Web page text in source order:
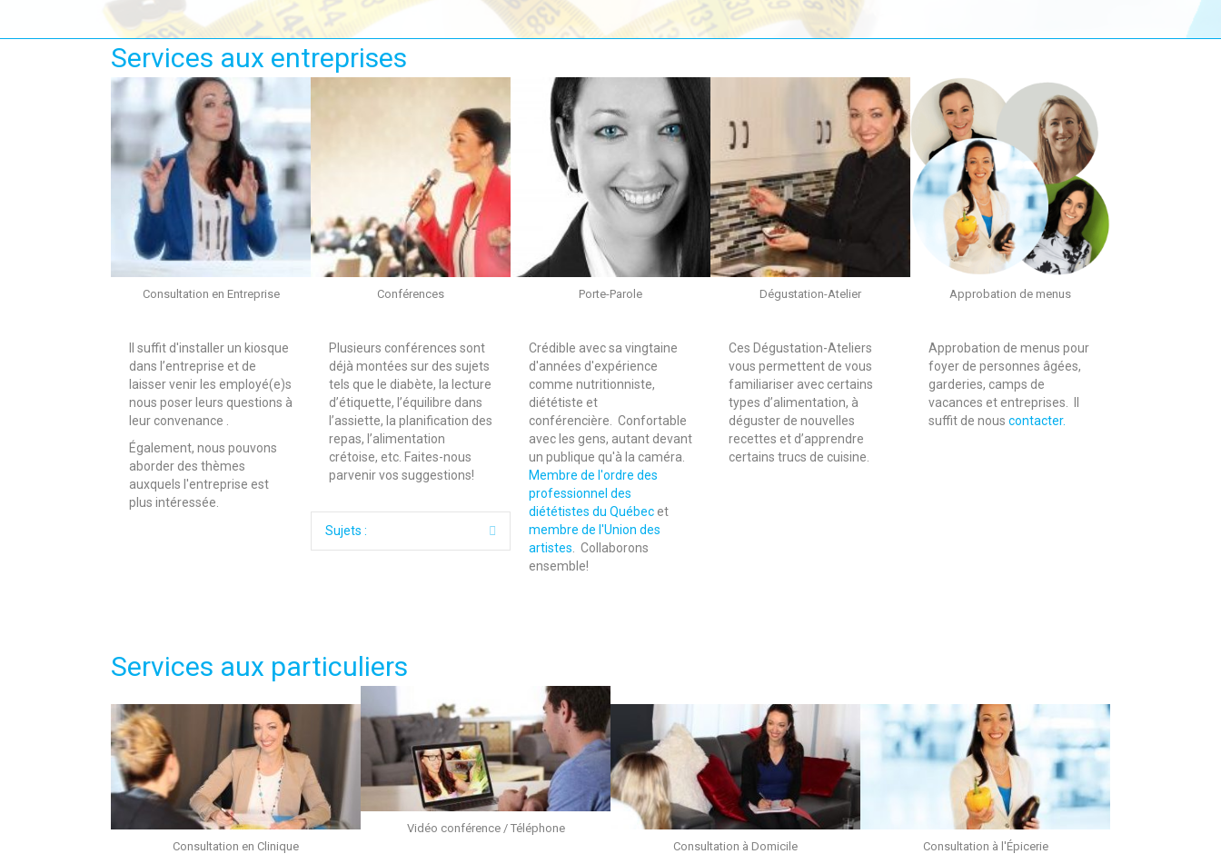
Services aux entreprises
Consultation en Entreprise
Il suffit d'installer un kiosque
dans l’entreprise et de
laisser venir les employé(e)s
nous poser leurs questions à
leur convenance .
Également, nous pouvons
aborder des thèmes
auxquels l'entreprise est
plus intéressée.
Conférences
Plusieurs conférences sont
déjà montées sur des sujets
tels que le diabète, la lecture
d’étiquette, l’équilibre dans
l’assiette, la planification des
repas, l’alimentation
crétoise, etc. Faites-nous
parvenir vos suggestions!
Sujets : Déplier
Porte-Parole
Crédible avec sa vingtaine
d'années d'expérience
comme nutritionniste,
diététiste et
conférencière. Confortable
avec les gens, autant devant
un publique qu'à la caméra.
Membre de l'ordre des
professionnel des
diététistes du Québec et
membre de l'Union des
artistes . Collaborons
ensemble!
Dégustation-Atelier
Ces Dégustation-Ateliers
vous permettent de vous
familiariser avec certains
types d’alimentation, à
déguster de nouvelles
recettes et d’apprendre
certains trucs de cuisine.
Approbation de menus
Approbation de menus pour
foyer de personnes âgées,
garderies, camps de
vacances et entreprises. Il
suffit de nous contacter.
Services aux particuliers
Consultation en Clinique
Vidéo conférence / Téléphone
Consultation à Domicile
Consultation à l'Épicerie